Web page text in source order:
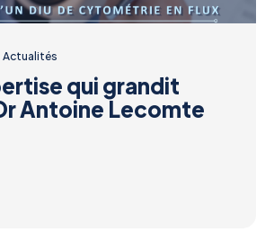
Actualités
qui grandit
Antoine Lecomte